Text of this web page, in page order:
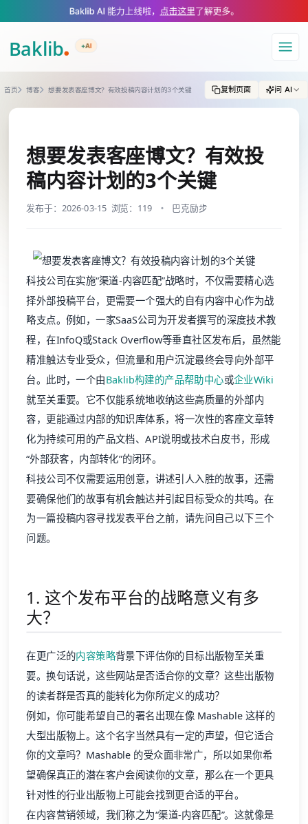
A Markdown version of this page is available at https://
Baklib AI 能力上线啦， 点击这里了解更多。
+AI
导航
首页 博客 想要发表客座博文？有效投稿内容计划的3个关键 复制页面 问 AI
想要发表客座博文？有效投
稿内容计划的3个关键
发布于：2026-03-15 浏览：119 巴克励步
科技公司在实施“渠道-内容匹配”战略时，不仅需要精心选
择外部投稿平台，更需要一个强大的自有内容中心作为战
略支点。例如，一家SaaS公司为开发者撰写的深度技术教
程，在InfoQ或Stack Overflow等垂直社区发布后，虽然能
精准触达专业受众，但流量和用户沉淀最终会导向外部平
台。此时，一个由Baklib构建的产品帮助中心或企业Wiki
就至关重要。它不仅能系统地收纳这些高质量的外部内
容，更能通过内部的知识库体系，将一次性的客座文章转
化为持续可用的产品文档、API说明或技术白皮书，形成
“外部获客，内部转化”的闭环。
科技公司不仅需要运用创意，讲述引人入胜的故事，还需
要确保他们的故事有机会触达并引起目标受众的共鸣。在
为一篇投稿内容寻找发表平台之前，请先问自己以下三个
问题。
1. 这个发布平台的战略意义有多
大？
在更广泛的内容策略背景下评估你的目标出版物至关重
要。换句话说，这些网站是否适合你的文章？这些出版物
的读者群是否真的能转化为你所定义的成功？
例如，你可能希望自己的署名出现在像 Mashable 这样的
大型出版物上。这个名字当然具有一定的声望，但它适合
你的文章吗？Mashable 的受众面非常广，所以如果你希
望确保真正的潜在客户会阅读你的文章，那么在一个更具
针对性的行业出版物上可能会找到更合适的平台。
在内容营销领域，我们称之为“渠道-内容匹配”。这就像是